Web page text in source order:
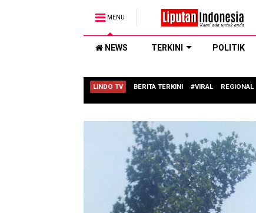
MENU
NEWS TERKINI POLITIK
LINDO TV BERITA TERKINI #VIRAL REGIONAL